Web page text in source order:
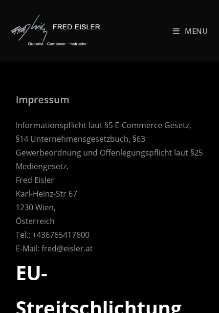
MENU
Impressum
Informationspflicht laut §5 E-Commerce Gesetz,
§14 Unternehmensgesetzbuch, §63
Gewerbeordnung und Offenlegungspflicht laut §25
Mediengesetz.
Fred Eisler
Karl-Heinz-Str 67
1230 Wien,
Österreich
Tel.: +436765417600
E-Mail: fred@eisler.at
EU-